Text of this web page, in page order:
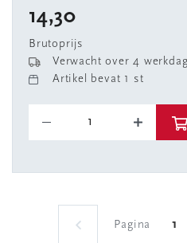
14,30
Brutoprijs
Verwacht over 4
Artikel bevat 1 st
Pagina